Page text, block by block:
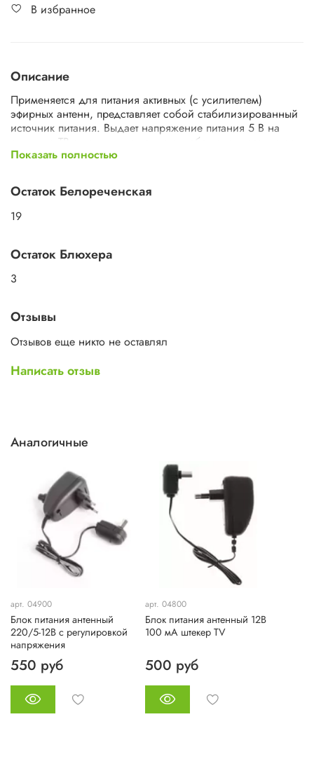
В избранное
Описание
Применяется для питания активных (с усилителем)
эфирных антенн, представляет собой стабилизированный
источник питания. Выдает напряжение питания 5 В на
активную ТВ антенну по антенному кабелю и справляется с
высокой нагрузкой. Простое и быстрое соединение с
сеть.
Характеристики
Тип антенный усилитель
Показать полностью
Остаток Белореченская
19
Остаток Блюхера
3
Отзывы
Отзывов еще никто не оставлял
Написать отзыв
Аналогичные
арт. 04900
Блок питания антенный
220/5-12В с регулировкой
напряжения
550 руб
арт. 04800
Блок питания антенный 12В
100 мА штекер TV
500 руб